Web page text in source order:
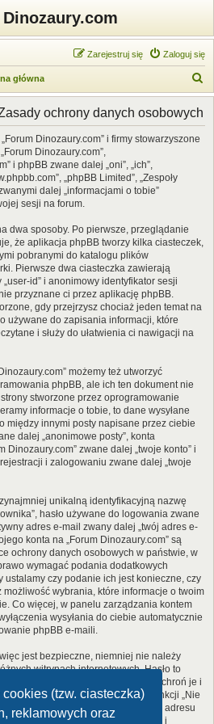
(tzw. ciasteczka)
reklamowych oraz
Zaloguj się
Zarejestruj się
główna
z
ochrony danych osobowych
Dinozaury.com” i firmy stowarzyszone
Dinozaury.com”,
i phpBB zwane dalej „oni”, „ich”,
„phpBB Limited”, „Zespoły
dalej „informacjami o tobie”
sesji na forum.
dwa sposoby. Po pierwsze, przeglądanie
że aplikacja phpBB tworzy kilka ciasteczek,
pobranymi do katalogu plików
Pierwsze dwa ciasteczka zawierają
id” i anonimowy identyfikator sesji
przyznane ci przez aplikację phpBB.
gdy przejrzysz chociaż jeden temat na
używane do zapisania informacji, które
i służy do ułatwienia ci nawigacji na
możemy też utworzyć
phpBB, ale ich ten dokument nie
stworzone przez oprogramowanie
informacje o tobie, to dane wysyłane
między innymi posty napisane przez ciebie
dalej „anonimowe posty”, konta
Dinozaury.com” zwane dalej „twoje konto” i
i zalogowaniu zwane dalej „twoje
unikalną identyfikacyjną nazwę
hasło używane do logowania zwane
adres e-mail zwany dalej „twój adres e-
konta na „Forum Dinozaury.com” są
ochrony danych osobowych w państwie, w
wymagać podania dodatkowych
ustalamy czy podanie ich jest konieczne, czy
możliwość wybrania, które informacje o twoim
Co więcej, w panelu zarządzania kontem
wysyłania do ciebie automatycznie
phpBB e-maili.
jest bezpieczne, niemniej nie należy
witrynach internetowych. Hasło to
na „Forum Dinozaury.com”, więc chroń je i
nikomu. Jeśli je zapomnisz, użyj funkcji „Nie
cię o podanie nazwy użytkownika i adresu
wygenerowane nowe hasło i